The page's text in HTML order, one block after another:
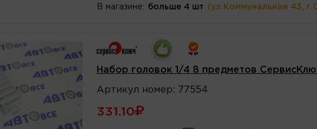
В магазине: больше 4 шт (ул.Коммунальная 43,
Набор головок 1/4 8 предметов
Артикул номер : 77554
331.10